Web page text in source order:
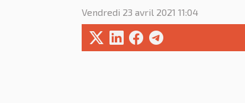
Vendredi 23 avril 2021 11:04